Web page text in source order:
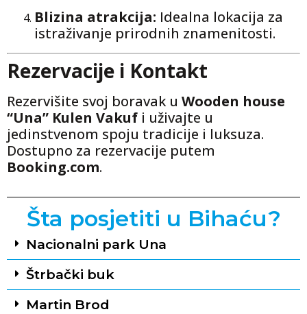
Blizina atrakcija: Idealna lokacija za
istraživanje prirodnih znamenitosti.
Rezervacije i Kontakt
Rezervišite svoj boravak u Wooden house
“Una” Kulen Vakuf i uživajte u
jedinstvenom spoju tradicije i luksuza.
Dostupno za rezervacije putem
Booking.com.
Šta posjetiti u Bihaću?
Nacionalni park Una
Štrbački buk
Martin Brod